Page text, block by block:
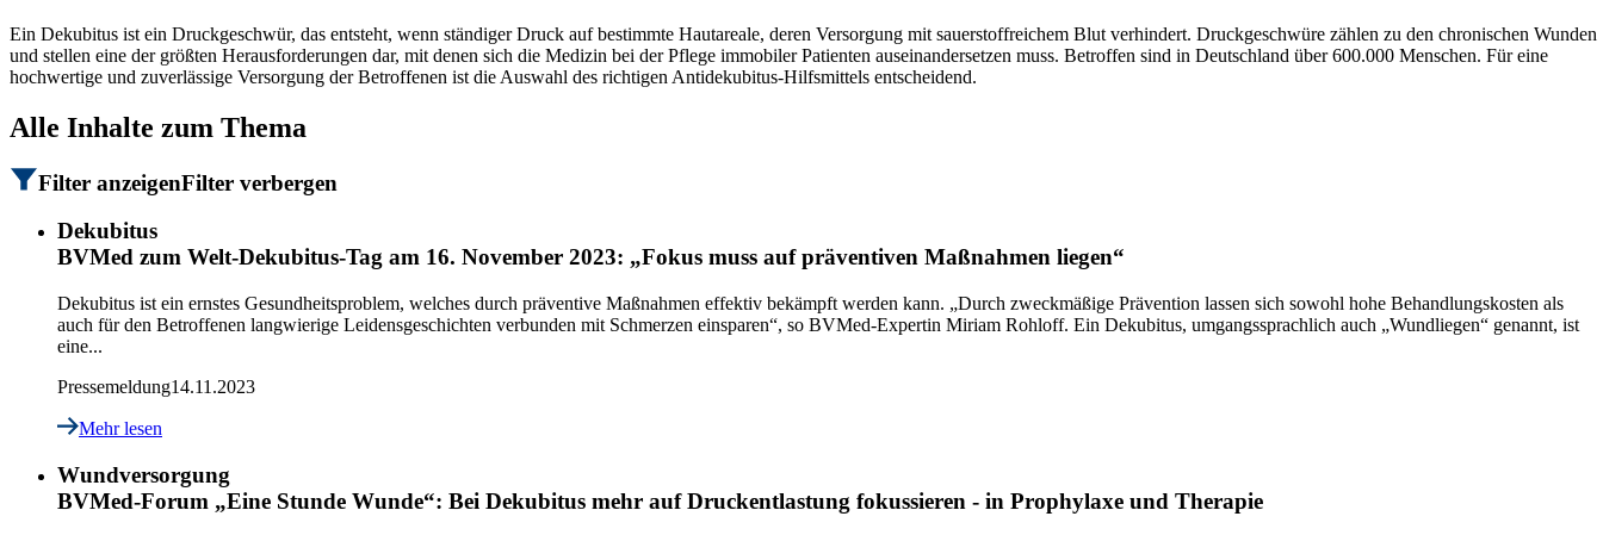
Ein Dekubitus ist ein Druckgeschwür, das entsteht, wenn ständiger Druck auf bestimmte Hautareale, deren Versorgung mit sauerstoffreichem Blut verhindert. Druckgeschwüre zählen zu den chronischen Wunden
und stellen eine der größten Herausforderungen dar, mit denen sich die Medizin bei der Pflege immobiler Patienten auseinandersetzen muss. Betroffen sind in Deutschland über 600.000 Menschen. Für eine
hochwertige und zuverlässige Versorgung der Betroffenen ist die Auswahl des richtigen Antidekubitus-Hilfsmittels entscheidend.
Alle Inhalte zum Thema
Filter anzeigenFilter verbergen
Dekubitus
BVMed zum Welt-Dekubitus-Tag am 16. November 2023: „Fokus muss auf präventiven Maßnahmen liegen“
Dekubitus ist ein ernstes Gesundheitsproblem, welches durch präventive Maßnahmen effektiv bekämpft werden kann. „Durch zweckmäßige Prävention lassen sich sowohl hohe Behandlungskosten als
auch für den Betroffenen langwierige Leidensgeschichten verbunden mit Schmerzen einsparen“, so BVMed-Expertin Miriam Rohloff. Ein Dekubitus, umgangssprachlich auch „Wundliegen“ genannt, ist
eine...
Pressemeldung14.11.2023
Mehr lesen
Wundversorgung
BVMed-Forum „Eine Stunde Wunde“: Bei Dekubitus mehr auf Druckentlastung fokussieren - in Prophylaxe und Therapie